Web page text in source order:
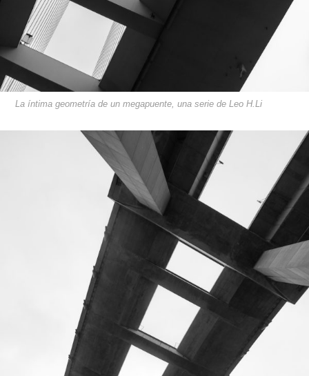
La íntima geometría de un megapuente, una serie de Leo H.Li